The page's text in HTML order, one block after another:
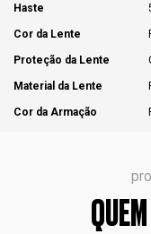
Haste
Cor da Lente
Proteção da Lente
Material da Lente
Cor da Armação